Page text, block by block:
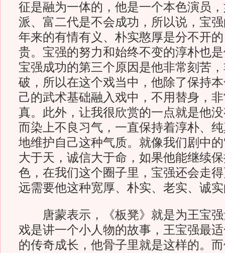
征是融为一体的，他是一个本色演员
派、富二代是不会成功，所以说，宝
年来的有情有义、朴实憨厚是分不开
贵。宝强的努力和始终不变的淳朴也
宝强成功的第三个原因是他非常刻苦
破，所以在这个戏当中，他除了保持
己的武术基础融入戏中，不用替身，
真。此外，让我很欣赏的一点就是他
而染上不良习气，一直保持着淳朴、
地维护自己这种气质。就像我们剧中的
大于天，诚信大于命，如果他能继续
色，在我们这个圈子里，宝强还会走
远需要他这种宽厚、朴实、老实、诚实
唐蒙表示，《板凳》就是为王宝强
戏是讲一个小人物的故事，王宝强最
的传奇成长，他骨子里就是这样的。